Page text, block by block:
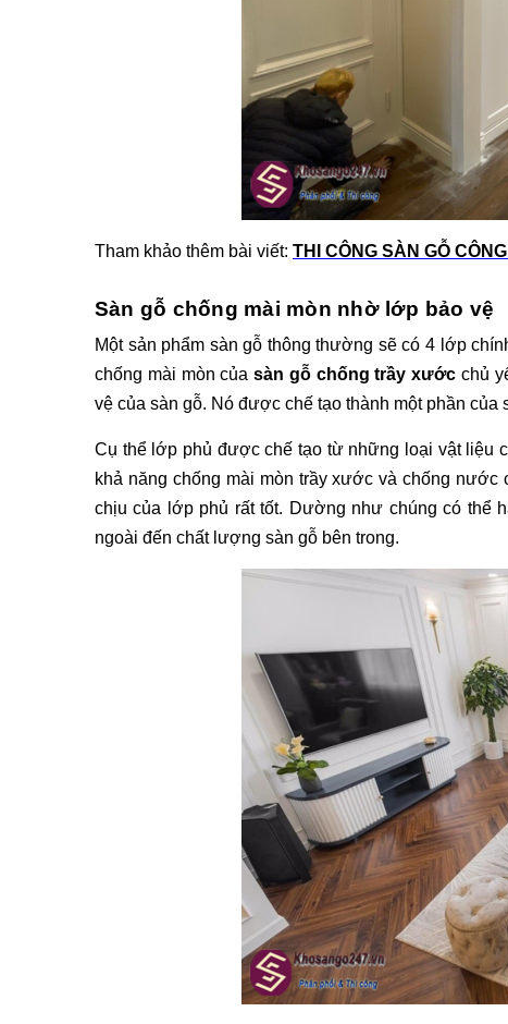
Tham khảo thêm bài viết: THI CÔNG SÀN GỖ
Sàn gỗ chống mài mòn nhờ lớp bảo vệ
Một sản phẩm sàn gỗ thông thường sẽ có 4 lớp
chống mài mòn của sàn gỗ chống trầy xước chủ
vệ của sàn gỗ. Nó được chế tạo thành một phần
Cụ thể lớp phủ được chế tạo từ những loại vật liệu
khả năng chống mài mòn trầy xước và chống
chịu của lớp phủ rất tốt. Dường như chúng có thể
ngoài đến chất lượng sàn gỗ bên trong.